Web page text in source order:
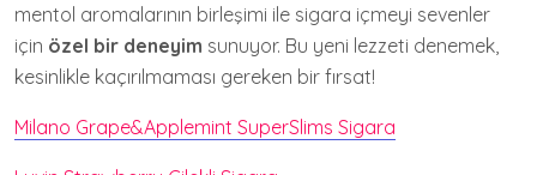
mentol aromalarının birleşimi ile sigara içmeyi sevenler
için özel bir deneyim sunuyor. Bu yeni lezzeti denemek,
kesinlikle kaçırılmaması gereken bir fırsat!
Milano Grape&Applemint SuperSlims Sigara